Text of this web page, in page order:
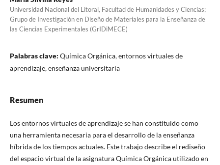
Universidad Nacional del Litoral, Facultad de Humanidades y Ciencias;
Grupo de Investigación en Diseño de Materiales para la Enseñanza de
las Ciencias Experimentales (GrIDiMECE)
Palabras clave: Química Orgánica, entornos virtuales de
aprendizaje, enseñanza universitaria
Resumen
Los entornos virtuales de aprendizaje se han constituido como
una herramienta necesaria para el desarrollo de la enseñanza
híbrida de los tiempos actuales. Este trabajo describe el rediseño
del espacio virtual de la asignatura Química Orgánica utilizado en